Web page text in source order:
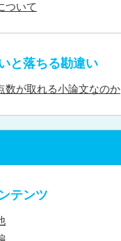
ついて
と落ちる勘違い
数が取れる小論文なのか
テンツ